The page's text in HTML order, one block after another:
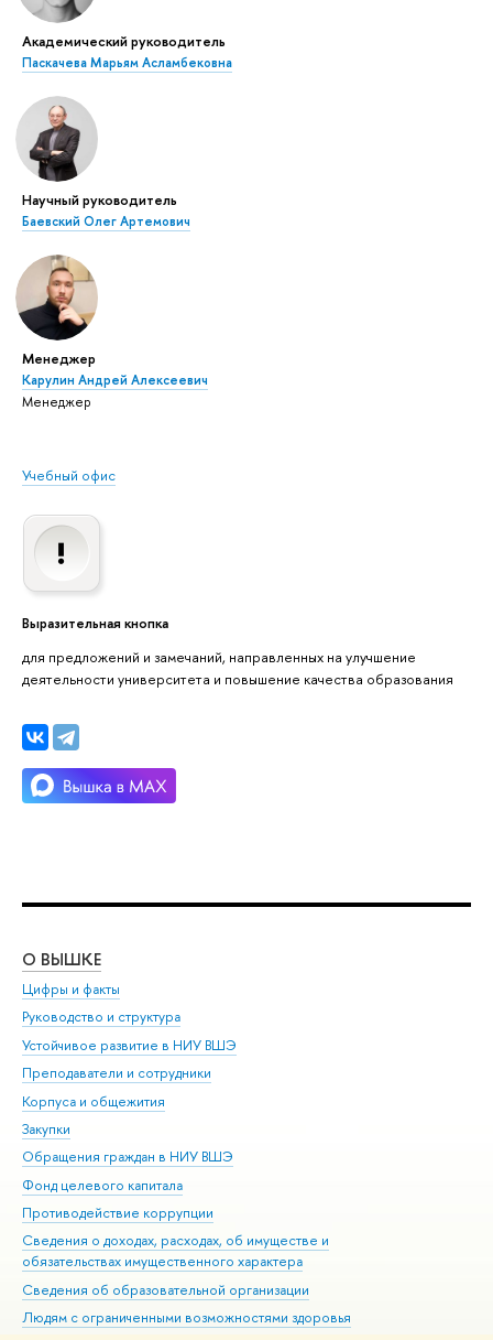
Академический руководитель
Паскачева Марьям Асламбековна
Научный руководитель
Баевский Олег Артемович
Менеджер
Карулин Андрей Алексеевич
Менеджер
Учебный офис
Выразительная кнопка
для предложений и замечаний, направленных на улучшение
деятельности университета и повышение качества образования
О ВЫШКЕ
Цифры и факты
Руководство и структура
Устойчивое развитие в НИУ ВШЭ
Преподаватели и сотрудники
Корпуса и общежития
Закупки
Обращения граждан в НИУ ВШЭ
Фонд целевого капитала
Противодействие коррупции
Сведения о доходах, расходах, об имуществе и
обязательствах имущественного характера
Сведения об образовательной организации
Людям с ограниченными возможностями здоровья